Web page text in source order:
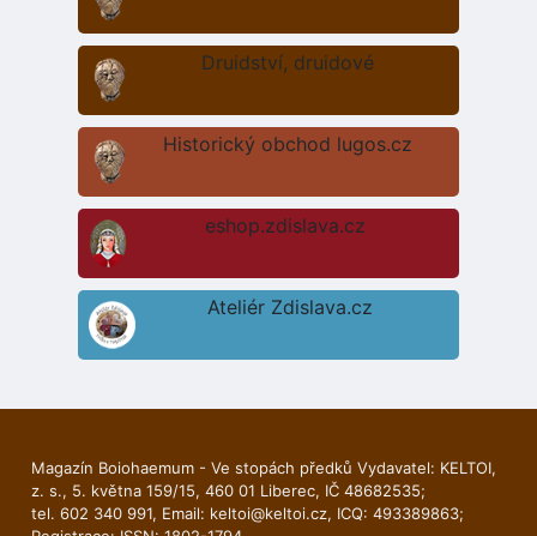
Druidství, druidové
Historický obchod lugos.cz
eshop.zdislava.cz
Ateliér Zdislava.cz
Magazín Boiohaemum - Ve stopách předků Vydavatel: KELTOI,
z. s., 5. května 159/15, 460 01 Liberec, IČ 48682535;
tel. 602 340 991, Email: keltoi@keltoi.cz, ICQ: 493389863;